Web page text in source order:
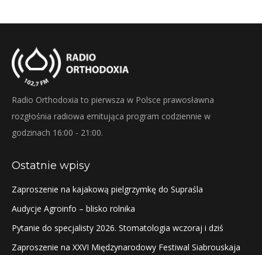
Radio Orthodoxia to pierwsza w Polsce prawosławna
rozgłośnia radiowa emitująca program codziennie w
godzinach 16:00 - 21:00.
Ostatnie wpisy
Zaproszenie na kajakową pielgrzymkę do Supraśla
Audycje Agroinfo – blisko rolnika
Pytanie do specjalisty 2026. Stomatologia wczoraj i dziś
Zaproszenie na XXVI Międzynarodowy Festiwal Siabrouskaja